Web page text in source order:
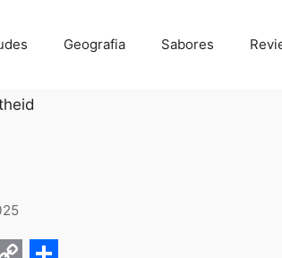
Geografia Sabores